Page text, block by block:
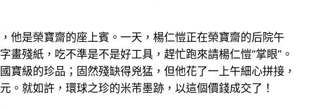
他是榮寶齋的座上賓。一天，楊仁愷正在榮寶齋的后院午
殘紙，吃不準是不是好工具，趕忙跑來請楊仁愷“掌眼”。
級的珍品；固然殘缺得兇猛，但他花了一上午細心拼接，
就如許，環球之珍的米芾墨跡，以這個價錢成交了！